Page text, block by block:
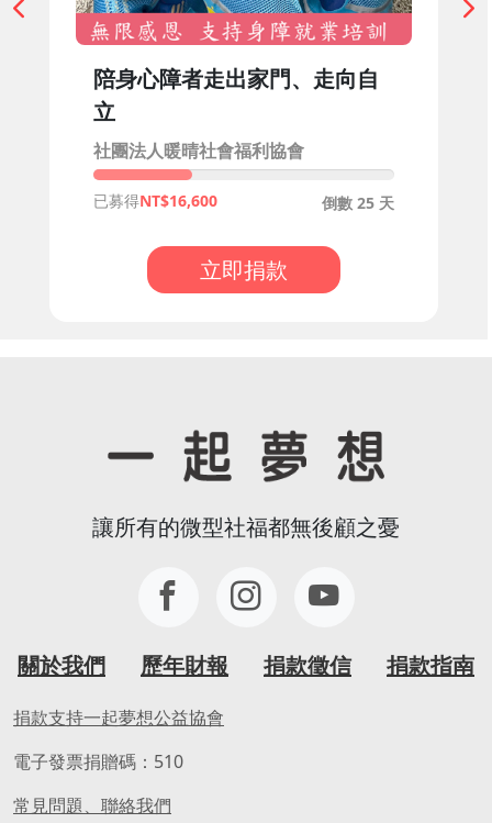
陪身心障者走出家門、走向自
立
社團法人暖晴社會福利協會
倒數 25 天
已募得 16,600
立即捐款
讓所有的微型社福都無後顧之憂
關於我們 歷年財報 捐款徵信 捐款指南
捐款支持一起夢想公益協會
電子發票捐贈碼：510
常見問題、聯絡我們